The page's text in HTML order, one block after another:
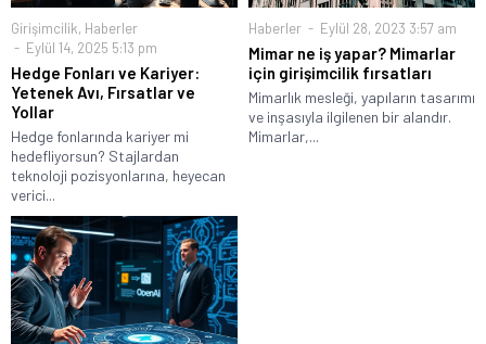
Girişimcilik, Haberler
Eylül 14, 2025 5:13 pm
Hedge Fonları ve Kariyer:
Yetenek Avı, Fırsatlar ve
Yollar
Hedge fonlarında kariyer mi
hedefliyorsun? Stajlardan
teknoloji pozisyonlarına, heyecan
verici...
Haberler Eylül 28, 2023 3:57 am
Mimar ne iş yapar? Mimarlar
için girişimcilik fırsatları
Mimarlık mesleği, yapıların tasarımı
ve inşasıyla ilgilenen bir alandır.
Mimarlar,...